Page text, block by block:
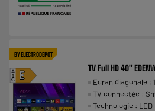
BY ELECTRODEPOT
E
A
G
TV Full HD 40"
Ecran diagonale :
TV connectée :
Technologie : LED